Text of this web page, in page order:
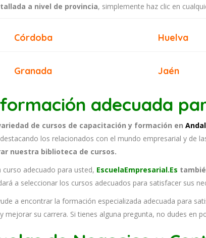
a nivel de provincia, simplemente haz clic en
Córdoba Huelva
Granada Jaén
adecuada
de cursos de capacitación y formación en
los relacionados con el mundo empresarial y de
nuestra biblioteca de cursos.
adecuado para usted, EscuelaEmpresarial.Es
a seleccionar los cursos adecuados para satisfacer sus
a encontrar la formación especializada adecuada para
mejorar su carrera. Si tienes alguna pregunta, no dudes en